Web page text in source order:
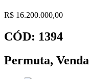
R$ 16.200.000,00
CÓD: 1394
Permuta, Venda